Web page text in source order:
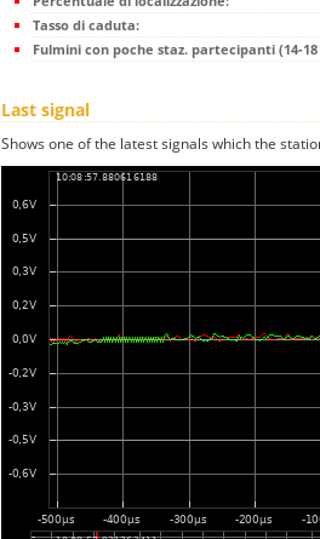
Tasso di caduta:
Fulmini con poche staz. partecipanti (14-
Last signal
Shows one of the latest signals which the